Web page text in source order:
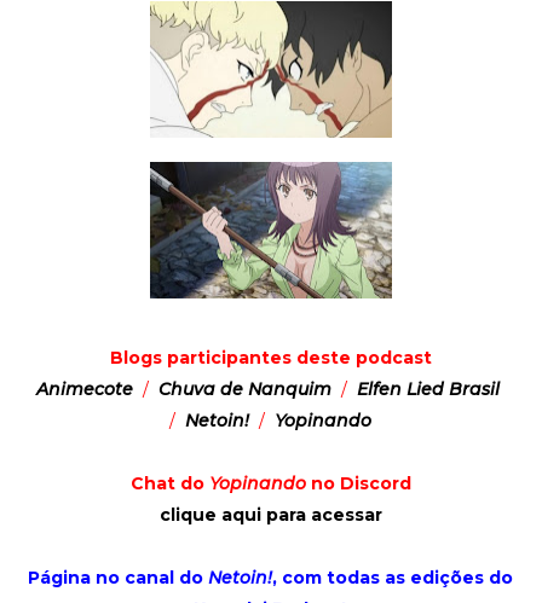
Blogs participantes deste podcast
Animecote /Chuva de Nanquim /Elfen Lied Brasil
/Netoin! / Yopinando
Chat do Yopinandono Discord
clique aqui para acessar
Página no canal doNetoin!, com todas as edições do